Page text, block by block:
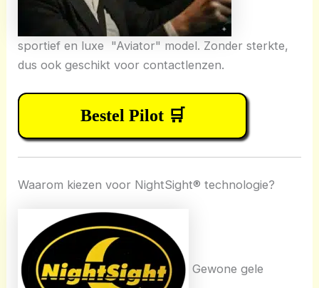
sportief en luxe "Aviator" model. Zonder sterkte,
dus ook geschikt voor contactlenzen.
Bestel Pilot 🛒
Waarom kiezen voor NightSight® technologie?
Gewone gele